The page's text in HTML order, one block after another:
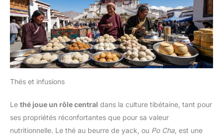
Thés et infusions
Le thé joue un rôle central dans la culture tibétaine, tant pour
ses propriétés réconfortantes que pour sa valeur
nutritionnelle. Le thé au beurre de yack, ou Po Cha , est une